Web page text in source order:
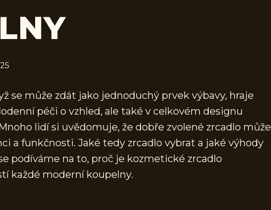
se může zdát jako jednoduchý prvek výbavy, hraje
péči o vzhled, ale také v celkovém designu
lidí si uvědomuje, že dobře zvolené zrcadlo může
a funkčnosti. Jaké tedy zrcadlo vybrat a jaké výhody
podíváme na to, proč je kozmetické zrcadlo
každé moderní koupelny.